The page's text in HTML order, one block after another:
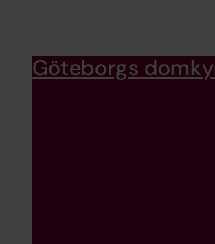
Göteborgs